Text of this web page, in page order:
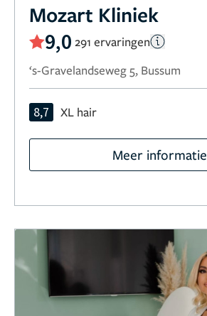
Mozart Kliniek
9,0 291 ervaringen
‘s-Gravelandseweg 5, Bussum
8,7 XL hair
Meer informatie